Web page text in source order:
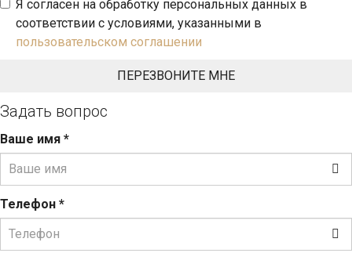
Я согласен на обработку персональных данных в
соответствии с условиями, указанными в
пользовательском соглашении
Задать вопрос
Ваше имя *
Телефон *